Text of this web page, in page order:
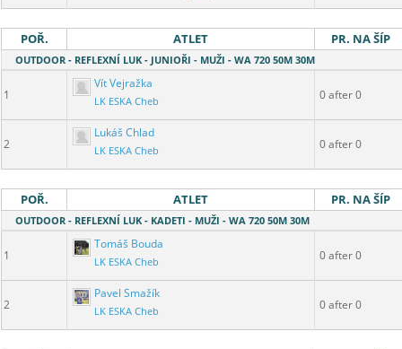
POŘ. ATLET PR. NA ŠÍP
OUTDOOR - REFLEXNÍ LUK - JUNIOŘI - MUŽI - WA 720 50M 30M
1
Vít Vejražka
LK ESKA Cheb 0 after 0
2
Lukáš Chlad
LK ESKA Cheb 0 after 0
POŘ. ATLET PR. NA ŠÍP
OUTDOOR - REFLEXNÍ LUK - KADETI - MUŽI - WA 720 50M 30M
1
Tomáš Bouda
LK ESKA Cheb 0 after 0
2
Pavel Smažík
LK ESKA Cheb 0 after 0